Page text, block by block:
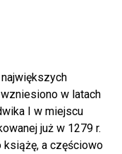
w latach
I w miejscu
już w 1279 r.
książę, a częściowo